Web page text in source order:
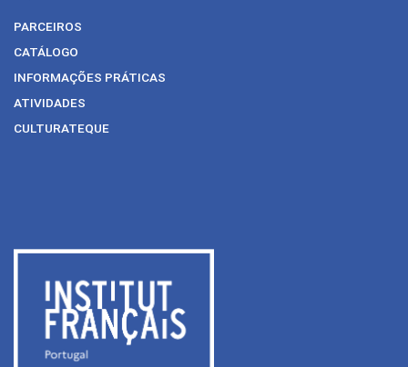
PARCEIROS
CATÁLOGO
INFORMAÇÕES PRÁTICAS
ATIVIDADES
CULTURATEQUE